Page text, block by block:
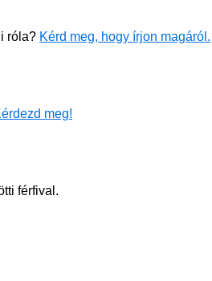
róla? Kérd meg, hogy írjon magáról.
meg!
férfival.